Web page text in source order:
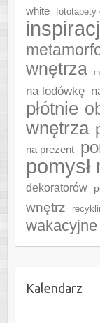
white
fototapety
wnętrza
na lodówkę
płótnie
wnętrza
na prezent
dekoratorów
wnętrz
Kalendarz